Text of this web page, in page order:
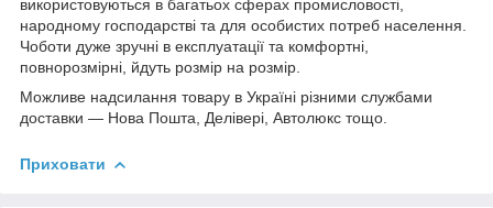
використовуються в багатьох сферах промисловості,
народному господарстві та для особистих потреб населення.
Чоботи дуже зручні в експлуатації та комфортні,
повнорозмірні, йдуть розмір на розмір.
Можливе надсилання товару в Україні різними службами
доставки — Нова Пошта, Делівері, Автолюкс тощо.
Приховати